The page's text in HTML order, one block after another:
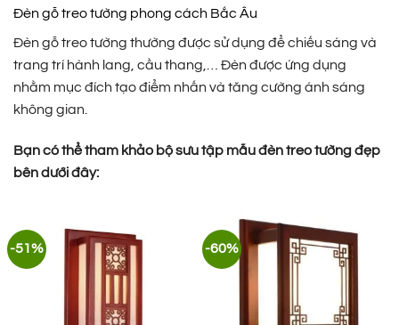
Đèn gỗ treo tường phong cách Bắc Âu
Đèn gỗ treo tường thường được sử dụng để chiếu sáng và
trang trí hành lang, cầu thang,… Đèn được ứng dụng
nhằm mục đích tạo điểm nhấn và tăng cường ánh sáng
không gian.
Bạn có thể tham khảo bộ sưu tập mẫu đèn treo tường đẹp
bên dưới đây:
-51% -60%